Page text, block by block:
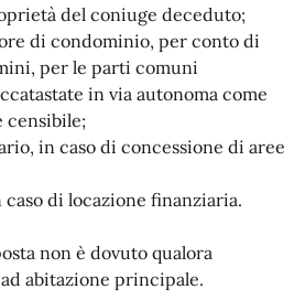
del coniuge deceduto;
di condominio, per conto di
per le parti comuni
in via autonoma come
censibile;
in caso di concessione di aree
di locazione finanziaria.
non è dovuto qualora
abitazione principale.